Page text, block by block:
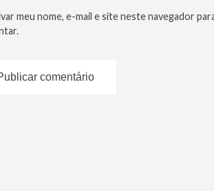
meu nome, e-mail e site neste navegador